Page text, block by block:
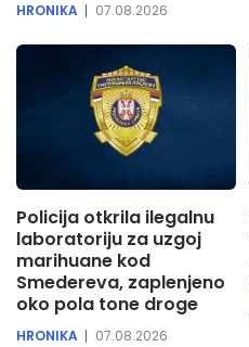
HRONIKA 07.08.2026
Policija otkrila ilegalnu
laboratoriju za uzgoj
marihuane kod
Smedereva, zaplenjeno
oko pola tone droge
HRONIKA 07.08.2026